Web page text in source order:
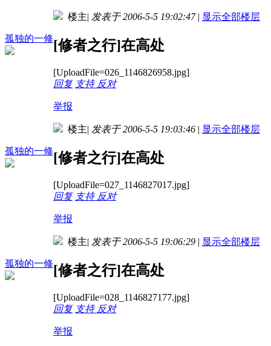
孤独的一修
楼主| 发表于 2006-5-5 19:02:47 | 显示全部楼层
[修者之行]在高处
[UploadFile=026_1146826958.jpg]
回复 支持 反对
举报
孤独的一修
楼主| 发表于 2006-5-5 19:03:46 | 显示全部楼层
[修者之行]在高处
[UploadFile=027_1146827017.jpg]
回复 支持 反对
举报
孤独的一修
楼主| 发表于 2006-5-5 19:06:29 | 显示全部楼层
[修者之行]在高处
[UploadFile=028_1146827177.jpg]
回复 支持 反对
举报